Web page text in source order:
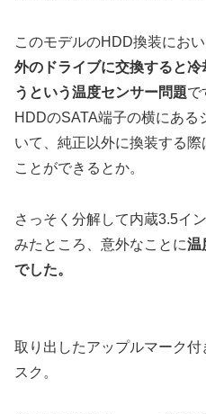
このモデルのHDD換装にお
外のドライブに交換すると
うという温度センサー問題で
HDDのSATA端子の横にある
いて、純正以外に換装する
ことができるとか。
さっそく分解して内蔵3.5イ
みたところ、意外なことに温
でした。
取り出したアップルマーク
スク。